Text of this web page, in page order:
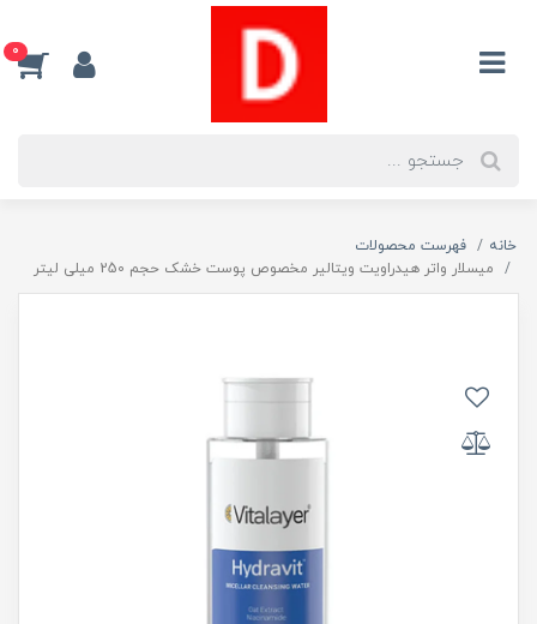
0
خانه
فهرست محصولات
میسلار واتر هیدراویت ویتالیر مخصوص پوست خشک حجم 250 میلی لیتر